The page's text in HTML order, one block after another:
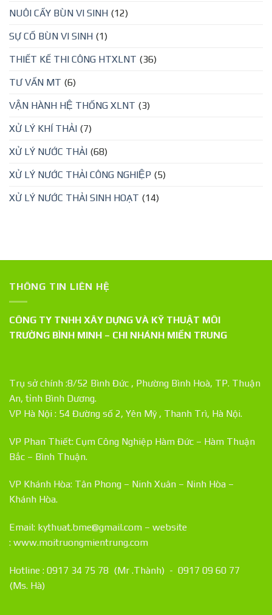
NUÔI CẤY BÙN VI SINH (12)
SỰ CỐ BÙN VI SINH (1)
THIẾT KẾ THI CÔNG HTXLNT (36)
TƯ VẤN MT (6)
VẬN HÀNH HỆ THỐNG XLNT (3)
XỬ LÝ KHÍ THẢI (7)
XỬ LÝ NƯỚC THẢI (68)
XỬ LÝ NƯỚC THẢI CÔNG NGHIỆP (5)
XỬ LÝ NƯỚC THẢI SINH HOẠT (14)
THÔNG TIN LIÊN HỆ
CÔNG TY TNHH XÂY DỰNG VÀ KỸ THUẬT MÔI
TRƯỜNG BÌNH MINH – CHI NHÁNH MIỀN TRUNG
Trụ sở chính :8/52 Bình Đức , Phường Bình Hoà, TP. Thuận
An, tỉnh Bình Dương.
VP Hà Nội : 54 Đường số 2, Yên Mỹ , Thanh Trì, Hà Nội.
VP Phan Thiết: Cụm Công Nghiệp Hàm Đức – Hàm Thuận
Bắc – Bình Thuận.
VP Khánh Hòa: Tân Phong – Ninh Xuân – Ninh Hòa –
Khánh Hòa.
Email: kythuat.bme@gmail.com – website
: www.moitruongmientrung.com
Hotline : 0917 34 75 78 (Mr .Thành) - 0917 09 60 77
(Ms. Hà)